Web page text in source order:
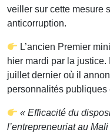
veiller sur cette mesure
anticorruption.
L’ancien Premier
hier mardi par la justice.
juillet dernier où il
personnalités publiques
« Efficacité du
l’entrepreneuriat au Mali